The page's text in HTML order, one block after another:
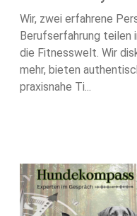
Wir, zwei erfahrene
Berufserfahrung teilen
die Fitnesswelt. Wir
mehr, bieten
praxisnahe Ti...